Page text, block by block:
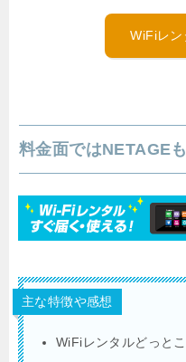
WiFiレン
料金面ではNETAGE
主な特徴や感想
WiFiレンタルどっと